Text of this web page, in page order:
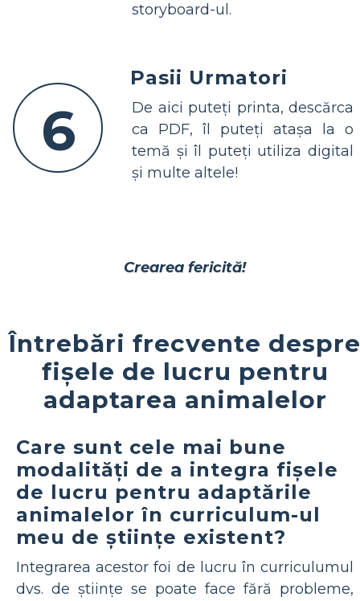
storyboard-ul.
6
Pasii Urmatori
De aici puteți printa, descărca
ca PDF, îl puteți atașa la o
temă și îl puteți utiliza digital
și multe altele!
Crearea fericită!
Întrebări frecvente despre
fișele de lucru pentru
adaptarea animalelor
Care sunt cele mai bune
modalități de a integra fișele
de lucru pentru adaptările
animalelor în curriculum-ul
meu de științe existent?
Integrarea acestor foi de lucru în curriculumul
dvs. de științe se poate face fără probleme,